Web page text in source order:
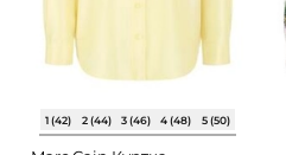
1 (42) 2 (44) 3 (46) 4 (48) 5 (50)